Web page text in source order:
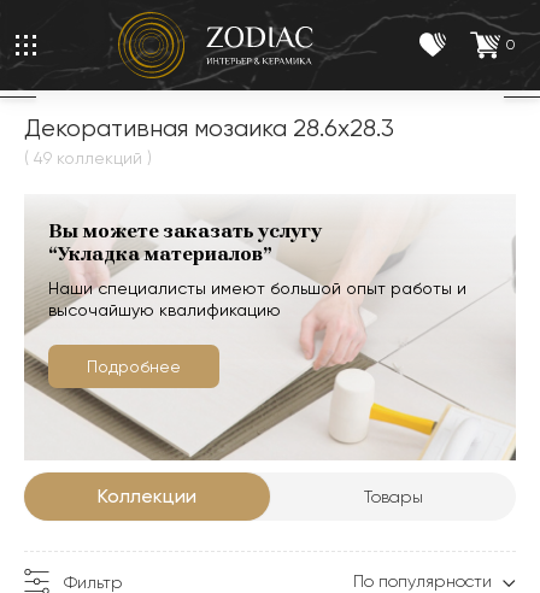
0
Декоративная мозаика 28.6x28.3
( 49 коллекций )
Вы можете заказать услугу
“Укладка материалов”
Наши специалисты имеют большой опыт работы и
высочайшую квалификацию
Подробнее
Коллекции Товары
Фильтр По популярности